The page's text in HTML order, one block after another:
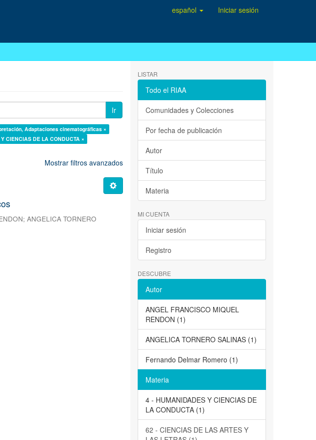
español Iniciar sesión
Ir
Adaptaciones cinematográficas ×
CIENCIAS DE LA CONDUCTA ×
Mostrar filtros avanzados
;ANGELICA TORNERO
LISTAR
Todo el RIAA
Comunidades y Colecciones
Por fecha de publicación
Autor
Título
Materia
MI CUENTA
Iniciar sesión
Registro
DESCUBRE
Autor
ANGEL FRANCISCO MIQUEL
RENDON (1)
ANGELICA TORNERO SALINAS (1)
Fernando Delmar Romero (1)
Materia
4 - HUMANIDADES Y CIENCIAS DE
LA CONDUCTA (1)
62 - CIENCIAS DE LAS ARTES Y